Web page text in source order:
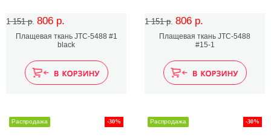
1 151 р. 806 р.
Плащевая ткань JTC-5488 #1
black
1 151 р. 806 р.
Плащевая ткань JTC-5488
#15-1
-30%
Распродажа -30%
Распродажа